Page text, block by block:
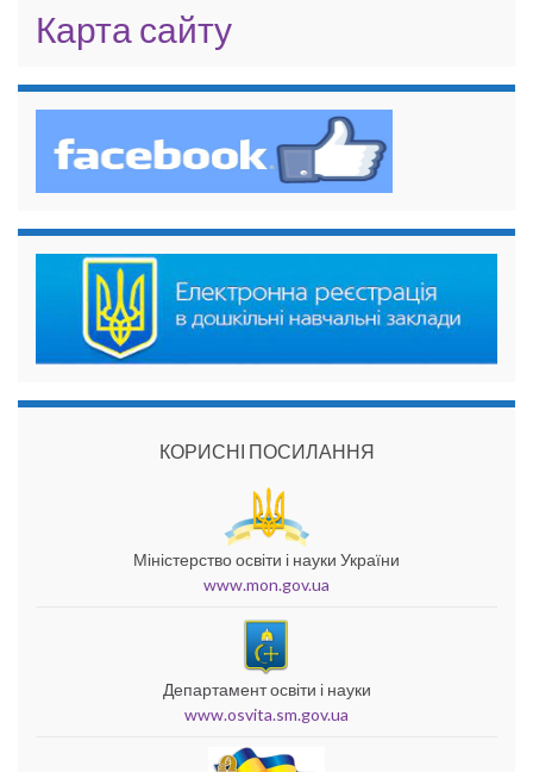
Карта сайту
КОРИСНІ ПОСИЛАННЯ
Міністерство освіти і науки України
www.mon.gov.ua
Департамент освіти і науки
www.osvita.sm.gov.ua